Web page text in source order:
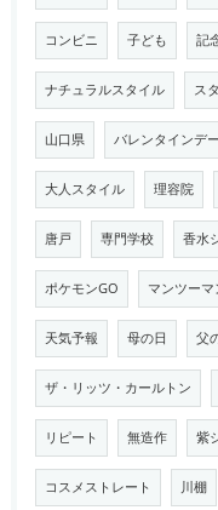
コンビニ 子ども 記
ナチュラルスタイル ス
山口県 バレンタインデー
大人スタイル 理容院
唐戸 専門学校 香水
ポケモンGO マンツーマ
天気予報 母の日 父
ザ・リッツ・カールトン
リピート 無造作 紫
コスメストレート 川棚